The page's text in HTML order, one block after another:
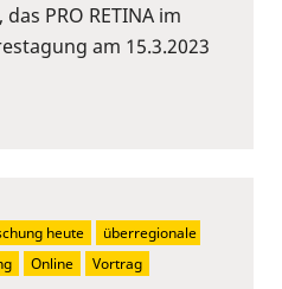
PRO RETINA im
am 15.3.2023
heute
überregionale
Online Vortrag